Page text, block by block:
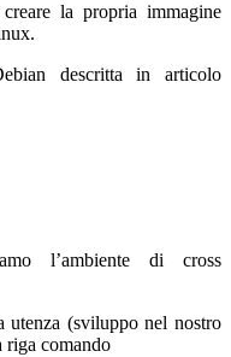
la propria immagine
descritta in articolo
l’ambiente di cross
utenza (sviluppo nel nostro
riga comando